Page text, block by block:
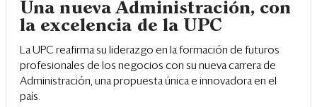
Una nueva Administración, con
la excelencia de la UPC
La UPC reafirma su liderazgo en la formación de futuros
profesionales de los negocios con su nueva carrera de
Administración, una propuesta única e innovadora en el
país.